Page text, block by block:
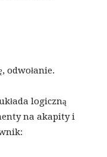
odwołanie.
logiczną
na akapity i